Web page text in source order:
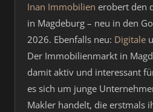
Inan Immobilien erobert den
in Magdeburg – neu in den
2026. Ebenfalls neu: Digitale
Der Immobilienmarkt in
damit aktiv und interessant
es sich um junge
Makler handelt, die erstmals